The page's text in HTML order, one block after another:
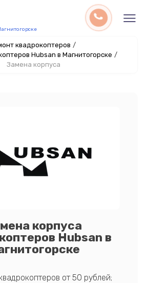
квадрокоптеров /
Hubsan в Магнитогорске /
Замена корпуса
корпуса
Hubsan в
от 50 рублей;